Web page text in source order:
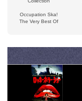
Occupation Ska!
The Very Best Of